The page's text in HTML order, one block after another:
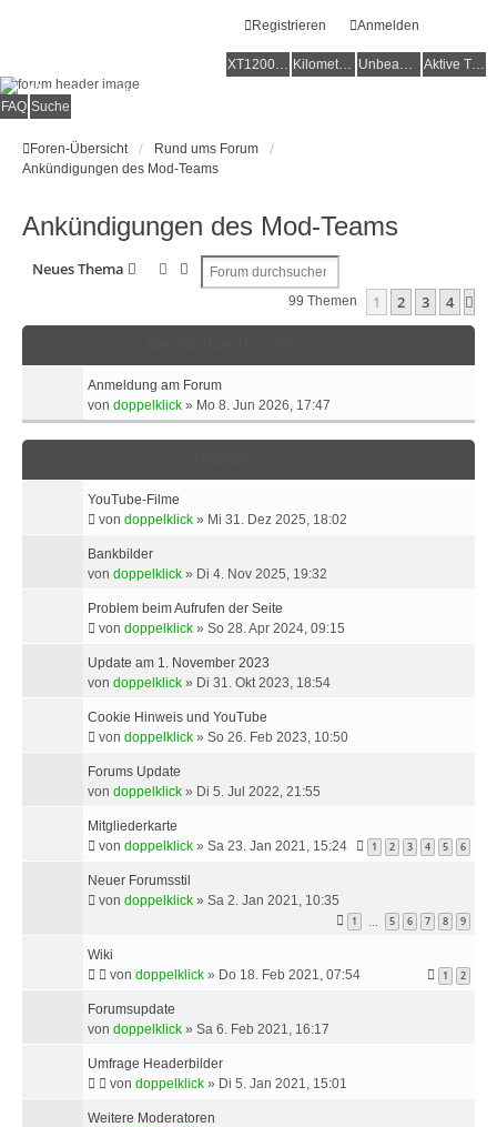
Anmelden
Registrieren
XT1200Z-Wiki Kilometerstatistik Unbeantwortete Themen Aktive Themen
Alles rund um die Yamaha XT1200Z Super Ténéré
FAQ Suche
Foren-Übersicht
Rund ums Forum
Ankündigungen des Mod-Teams
Ankündigungen des Mod-Teams
Neues Thema SucheErweiterte Suche
99 Themen 1 2 3 4
Anmeldung am Forum
von doppelklick » Mo 8. Jun 2026, 17:47
YouTube-Filme
von doppelklick » Mi 31. Dez 2025, 18:02
Bankbilder
von doppelklick » Di 4. Nov 2025, 19:32
Problem beim Aufrufen der Seite
von doppelklick » So 28. Apr 2024, 09:15
Update am 1. November 2023
von doppelklick » Di 31. Okt 2023, 18:54
Cookie Hinweis und YouTube
von doppelklick » So 26. Feb 2023, 10:50
Forums Update
von doppelklick » Di 5. Jul 2022, 21:55
Mitgliederkarte
von doppelklick » Sa 23. Jan 2021, 15:24 1 2 3 4 5 6
Neuer Forumsstil
von doppelklick » Sa 2. Jan 2021, 10:35
1 5 6 7 8 9
Wiki
von doppelklick » Do 18. Feb 2021, 07:54 1 2
Forumsupdate
von doppelklick » Sa 6. Feb 2021, 16:17
Umfrage Headerbilder
von doppelklick » Di 5. Jan 2021, 15:01
Weitere Moderatoren